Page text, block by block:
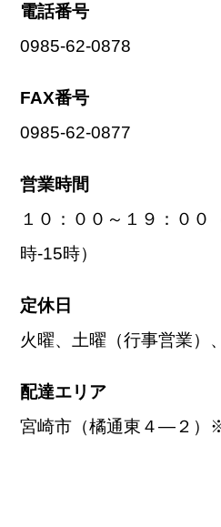
電話番号
0985-62-0878
FAX番号
0985-62-0877
営業時間
１０：００～１９：００
時-15時）
定休日
火曜、土曜（行事営業）
配達エリア
宮崎市（橘通東４―２）